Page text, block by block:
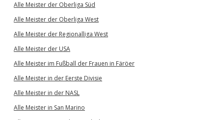
Alle Meister der Oberliga Süd
Alle Meister der Oberliga West
Alle Meister der Regionalliga West
Alle Meister der USA
Alle Meister im Fußball der Frauen in Färöer
Alle Meister in der Eerste Divisie
Alle Meister in der NASL
Alle Meister in San Marino